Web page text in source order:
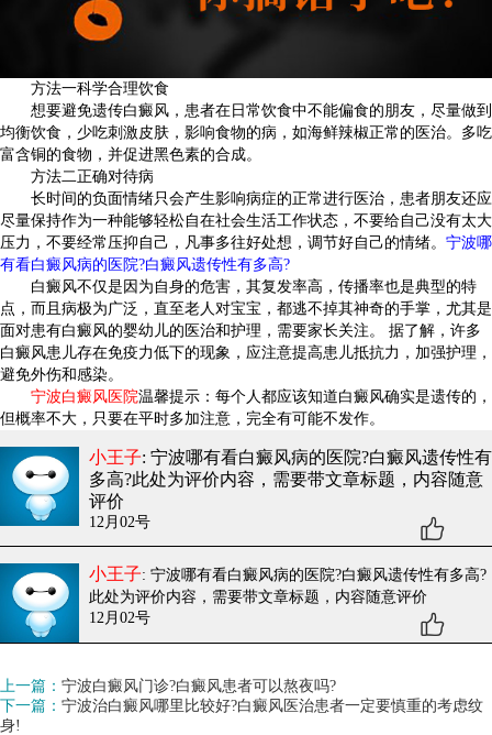
方法一科学合理饮食
想要避免遗传白癜风，患者在日常饮食中不能偏食的朋友，尽量做到
均衡饮食，少吃刺激皮肤，影响食物的病，如海鲜辣椒正常的医治。多吃
富含铜的食物，并促进黑色素的合成。
方法二正确对待病
长时间的负面情绪只会产生影响病症的正常进行医治，患者朋友还应
尽量保持作为一种能够轻松自在社会生活工作状态，不要给自己没有太大
压力，不要经常压抑自己，凡事多往好处想，调节好自己的情绪。 宁波哪
有看白癜风病的医院?白癜风遗传性有多高?
白癜风不仅是因为自身的危害，其复发率高，传播率也是典型的特
点，而且病极为广泛，直至老人对宝宝，都逃不掉其神奇的手掌，尤其是
面对患有白癜风的婴幼儿的医治和护理，需要家长关注。 据了解，许多
白癜风患儿存在免疫力低下的现象，应注意提高患儿抵抗力，加强护理，
避免外伤和感染。
宁波白癜风医院温馨提示：每个人都应该知道白癜风确实是遗传的，
但概率不大，只要在平时多加注意，完全有可能不发作。
小王子: 宁波哪有看白癜风病的医院?白癜风遗传性有
多高?此处为评价内容，需要带文章标题，内容随意
评价
12月02号
小王子: 宁波哪有看白癜风病的医院?白癜风遗传性有多高?
此处为评价内容，需要带文章标题，内容随意评价
12月02号
上一篇： 宁波白癜风门诊?白癜风患者可以熬夜吗?
下一篇： 宁波治白癜风哪里比较好?白癜风医治患者一定要慎重的考虑纹
身!